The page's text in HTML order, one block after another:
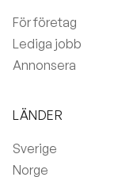
För företag
Lediga jobb
Annonsera
LÄNDER
Sverige
Norge